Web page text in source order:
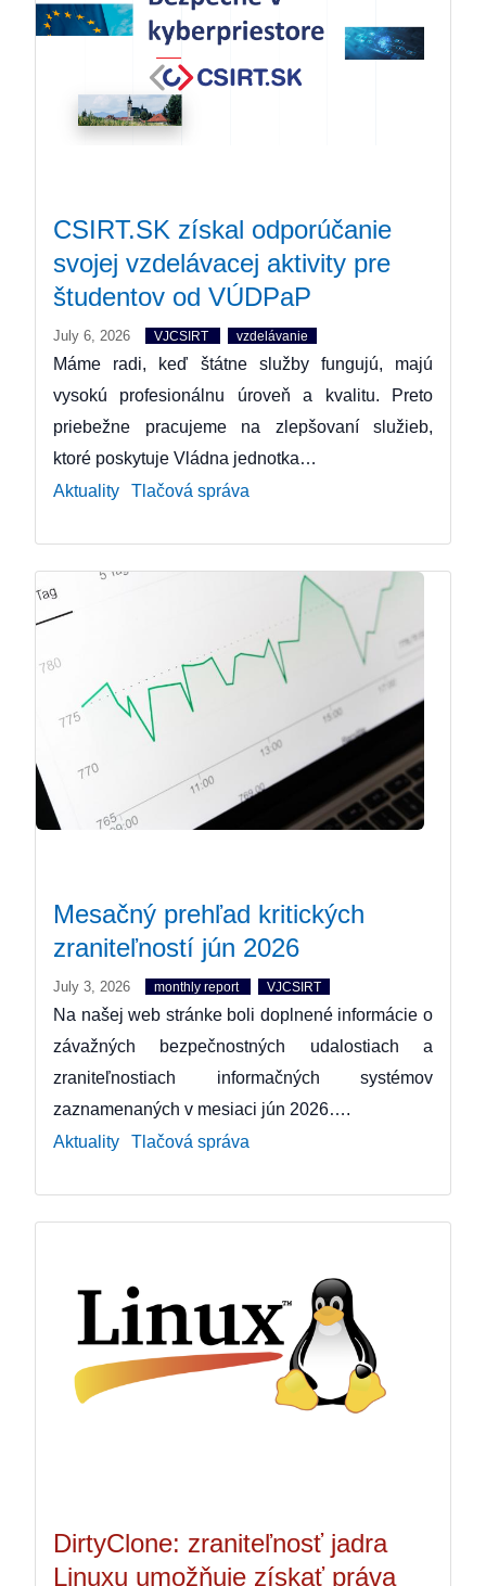
CSIRT.SK získal odporúčanie
svojej vzdelávacej aktivity pre
študentov od VÚDPaP
July 6, 2026 VJCSIRT vzdelávanie
Máme radi, keď štátne služby fungujú, majú
vysokú profesionálnu úroveň a kvalitu. Preto
priebežne pracujeme na zlepšovaní služieb,
ktoré poskytuje Vládna jednotka…
Aktuality
Tlačová správa
Mesačný prehľad kritických
zraniteľností jún 2026
July 3, 2026 monthly report VJCSIRT
Na našej web stránke boli doplnené informácie o
závažných bezpečnostných udalostiach a
zraniteľnostiach informačných systémov
zaznamenaných v mesiaci jún 2026….
Aktuality
Tlačová správa
DirtyClone: zraniteľnosť jadra
Linuxu umožňuje získať práva